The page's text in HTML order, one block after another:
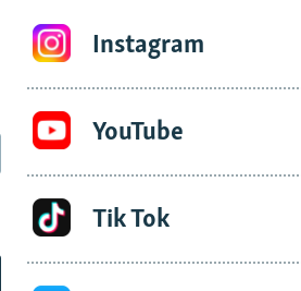
Instagram
YouTube
Tik Tok